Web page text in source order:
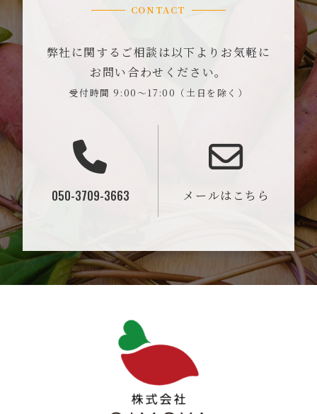
CONTACT
弊社に関するご相談は以下よりお気軽に
お問い合わせください。
受付時間 9:00～17:00（土日を除く）
050-3709-3663 メールはこちら